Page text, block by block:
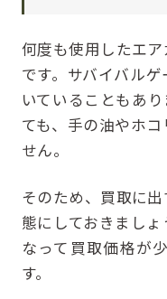
何度も使用したエ
です。サバイバル
いていることもあ
ても、手の油やホ
せん。
そのため、買取に
態にしておきまし
なって買取価格が
す。